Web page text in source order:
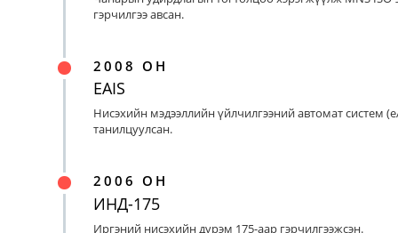
гэрчилгээ авсан.
2008 ОН
EAIS
Нисэхийн мэдээллийн үйлчилгээний автомат систем
танилцуулсан.
2006 ОН
ИНД-175
Иргэний нисэхийн дүрэм 175-аар гэрчилгээжсэн.